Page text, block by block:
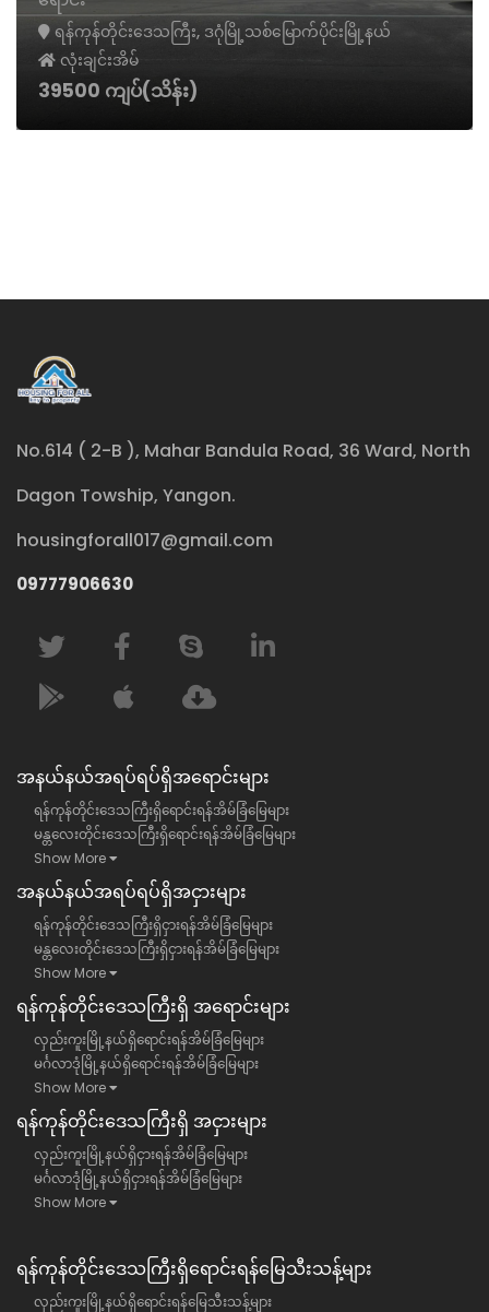
ရန်ကုန်တိုင်းဒေသကြီး, ဒဂုံမြို့သစ်မြောက်ပိုင်းမြို့နယ်
လုံးချင်းအိမ်
17000 ကျပ်(သိန်း)
No.614 ( 2-B ), Mahar Bandula Road, 36 Ward, North
Dagon Towship, Yangon.
housingforall017@gmail.com
09777906630
အနယ်နယ်အရပ်ရပ်ရှိအရောင်းများ
ရန်ကုန်တိုင်းဒေသကြီးရှိရောင်းရန်အိမ်ခြံမြေများ
မန္တလေးတိုင်းဒေသကြီးရှိရောင်းရန်အိမ်ခြံမြေများ
Show More
အနယ်နယ်အရပ်ရပ်ရှိအငှားများ
ရန်ကုန်တိုင်းဒေသကြီးရှိငှားရန်အိမ်ခြံမြေများ
မန္တလေးတိုင်းဒေသကြီးရှိငှားရန်အိမ်ခြံမြေများ
Show More
ရန်​ကုန်တိုင်းဒေသကြီး​ရှိ အရောင်းများ
လှည်းကူးမြို့နယ်ရှိရောင်းရန်အိမ်ခြံမြေများ
မင်္ဂလာဒုံမြို့နယ်ရှိရောင်းရန်အိမ်ခြံမြေများ
Show More
ရန်​ကုန်တိုင်းဒေသကြီး​ရှိ အငှားများ
လှည်းကူးမြို့နယ်ရှိငှားရန်အိမ်ခြံမြေများ
မင်္ဂလာဒုံမြို့နယ်ရှိငှားရန်အိမ်ခြံမြေများ
Show More
ရန်ကုန်တိုင်းဒေသကြီး​ရှိရောင်းရန်မြေသီးသန့်များ
လှည်းကူးမြို့နယ်ရှိရောင်းရန်မြေသီးသန့်များ